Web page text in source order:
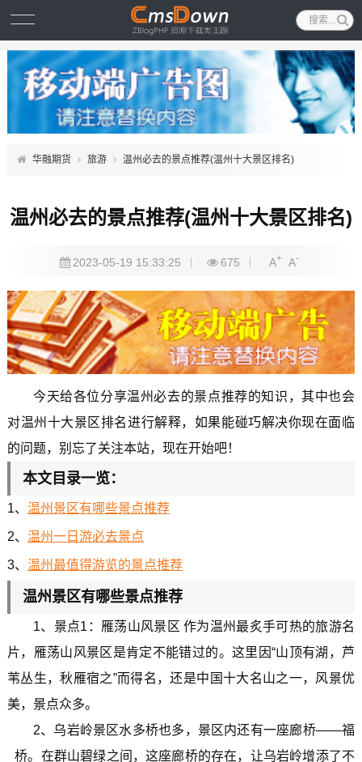
华融期货 旅游 温州必去的景点推荐(温州十大景区排名)
温州必去的景点推荐(温州十大景区排名)
2023-05-19 15:33:25 675 A+ A-
今天给各位分享温州必去的景点推荐的知识，其中也会
对温州十大景区排名进行解释，如果能碰巧解决你现在面临
的问题，别忘了关注本站，现在开始吧！
本文目录一览：
1、 温州景区有哪些景点推荐
2、 温州一日游必去景点
3、 温州最值得游览的景点推荐
温州景区有哪些景点推荐
1、景点1：雁荡山风景区 作为温州最炙手可热的旅游名
片，雁荡山风景区是肯定不能错过的。这里因“山顶有湖，芦
苇丛生，秋雁宿之”而得名，还是中国十大名山之一，风景优
美，景点众多。
2、乌岩岭景区水多桥也多，景区内还有一座廊桥——福
_桥。在群山碧绿之间，这座廊桥的存在，让乌岩岭增添了不